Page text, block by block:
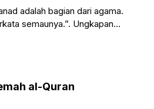
adalah bagian dari agama.
semaunya.”. Ungkapan
al-Quran